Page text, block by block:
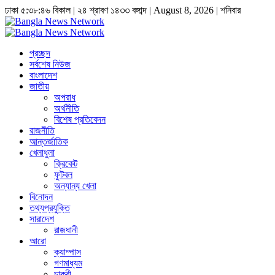
ঢাকা ৫:৩৮:৪৭ বিকাল| ২৪ শ্রাবণ ১৪৩৩ বঙ্গাব্দ | August 8, 2026 | শনিবার
প্রচ্ছদ
সর্বশেষ নিউজ
বাংলাদেশ
জাতীয়
অপরাধ
অর্থনীতি
বিশেষ প্রতিবেদন
রাজনীতি
আন্তর্জাতিক
খেলাধুলা
ক্রিকেট
ফুটবল
অন্যান্য খেলা
বিনোদন
তথ্যপ্রযুক্তি
সারাদেশ
রাজধানী
আরো
ক্যাম্পাস
গণমাধ্যম